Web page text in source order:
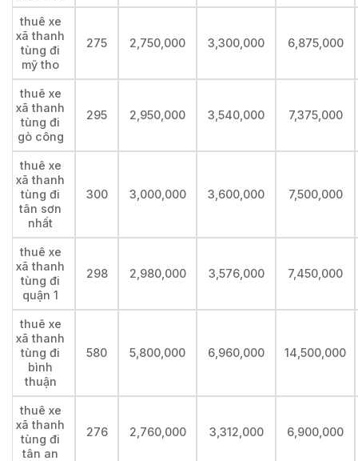
thuê xe
xã thanh
tùng đi
mỹ tho
275 2,750,000 3,300,000 6,875,000
thuê xe
xã thanh
tùng đi
gò công
295 2,950,000 3,540,000 7,375,000
thuê xe
xã thanh
tùng đi
tân sơn
nhất
300 3,000,000 3,600,000 7,500,000
thuê xe
xã thanh
tùng đi
quận 1
298 2,980,000 3,576,000 7,450,000
thuê xe
xã thanh
tùng đi
bình
thuận
580 5,800,000 6,960,000 14,500,000
thuê xe
xã thanh
tùng đi
tân an
276 2,760,000 3,312,000 6,900,000